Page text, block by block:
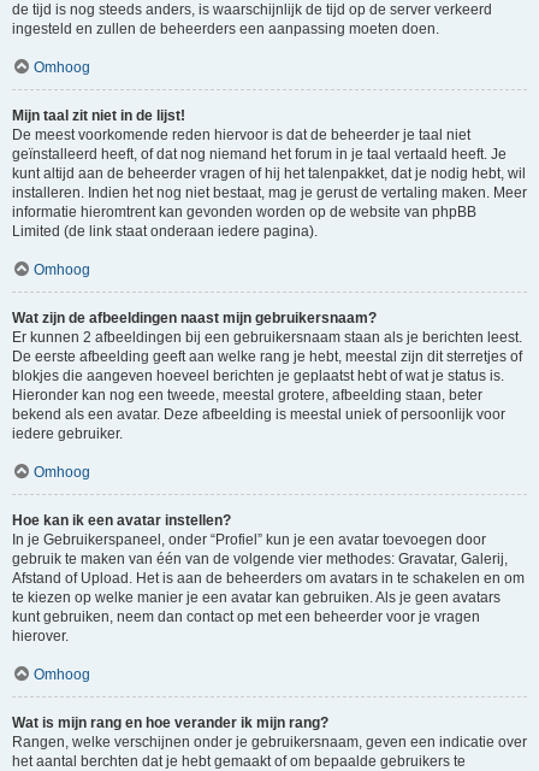
de tijd is nog steeds anders, is waarschijnlijk de tijd op de server verkeerd
ingesteld en zullen de beheerders een aanpassing moeten doen.
Omhoog
Mijn taal zit niet in de lijst!
De meest voorkomende reden hiervoor is dat de beheerder je taal niet
geïnstalleerd heeft, of dat nog niemand het forum in je taal vertaald heeft. Je
kunt altijd aan de beheerder vragen of hij het talenpakket, dat je nodig hebt, wil
installeren. Indien het nog niet bestaat, mag je gerust de vertaling maken. Meer
informatie hieromtrent kan gevonden worden op de website van phpBB
Limited (de link staat onderaan iedere pagina).
Omhoog
Wat zijn de afbeeldingen naast mijn gebruikersnaam?
Er kunnen 2 afbeeldingen bij een gebruikersnaam staan als je berichten leest.
De eerste afbeelding geeft aan welke rang je hebt, meestal zijn dit sterretjes of
blokjes die aangeven hoeveel berichten je geplaatst hebt of wat je status is.
Hieronder kan nog een tweede, meestal grotere, afbeelding staan, beter
bekend als een avatar. Deze afbeelding is meestal uniek of persoonlijk voor
iedere gebruiker.
Omhoog
Hoe kan ik een avatar instellen?
In je Gebruikerspaneel, onder “Profiel” kun je een avatar toevoegen door
gebruik te maken van één van de volgende vier methodes: Gravatar, Galerij,
Afstand of Upload. Het is aan de beheerders om avatars in te schakelen en om
te kiezen op welke manier je een avatar kan gebruiken. Als je geen avatars
kunt gebruiken, neem dan contact op met een beheerder voor je vragen
hierover.
Omhoog
Wat is mijn rang en hoe verander ik mijn rang?
Rangen, welke verschijnen onder je gebruikersnaam, geven een indicatie over
het aantal berchten dat je hebt gemaakt of om bepaalde gebruikers te